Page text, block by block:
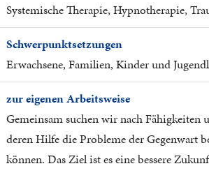
Systemische Therapie, Hypnotherapie,
Schwerpunktsetzungen
Erwachsene, Familien, Kinder und
zur eigenen Arbeitsweise
Gemeinsam suchen wir nach Fähigkeiten
deren Hilfe die Probleme der Gegenwart
können. Das Ziel ist es eine bessere